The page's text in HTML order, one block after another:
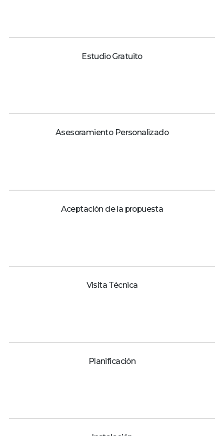
Estudio Gratuito
Asesoramiento Personalizado
Aceptación de la propuesta
Visita Técnica
Planificación